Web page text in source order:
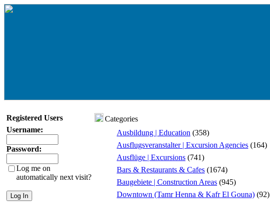
Registered Users
Username:
Password:
Log me on
automatically next visit?
Categories
Ausbildung | Education (358)
Ausflugsveranstalter | Excursion Agencies (164)
Ausflüge | Excursions (741)
Bars & Restaurants & Cafes (1674)
Baugebiete | Construction Areas (945)
Downtown (Tamr Henna & Kafr El Gouna) (92)